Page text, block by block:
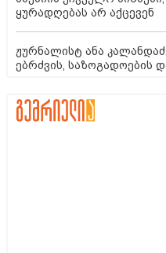
ყურადღებას არ აქცევენ
ჟურნალისტ ანა
ებრძვის, საზოგადოების